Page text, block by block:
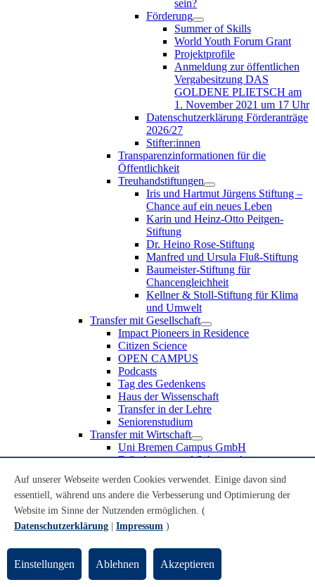
sein?
Förderung
Summer of Skills
World Youth Forum Grant
Projektprofile
Anmeldung zur öffentlichen
Vergabesitzung DAS
GOLDENE PLIETSCH am
1. November 2021 um 17 Uhr
Datenschutzerklärung Förderanträge
2026/27
Stifter:innen
Transparenzinformationen für die
Öffentlichkeit
Treuhandstiftungen
Iris und Hartmut Jürgens Stiftung –
Chance auf ein neues Leben
Karin und Heinz-Otto Peitgen-
Stiftung
Dr. Heino Rose-Stiftung
Manfred und Ursula Fluß-Stiftung
Baumeister-Stiftung für
Chancengleichheit
Kellner & Stoll-Stiftung für Klima
und Umwelt
Transfer mit Gesellschaft
Impact Pioneers in Residence
Citizen Science
OPEN CAMPUS
Podcasts
Tag des Gedenkens
Haus der Wissenschaft
Transfer in der Lehre
Seniorenstudium
Transfer mit Wirtschaft
Uni Bremen Campus GmbH
Erfindungen und Schutzrechte
Recruiting an der Universität Bremen
Weiterbildung an der Universität Bremen
Transfer mit Schule
Schülerinnen und Schüler
Schulklassen
Lehrkräfte
Gründungsunterstützung
Auf unserer Webseite werden Cookies verwendet. Einige davon sind
essentiell, während uns andere die Verbesserung und Optimierung der
Website im Sinne der Nutzenden ermöglichen. (
Datenschutzerklärung
Impressum )
Einstellungen Ablehnen Akzeptieren